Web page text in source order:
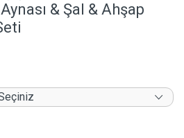
& Şal & Ahşap